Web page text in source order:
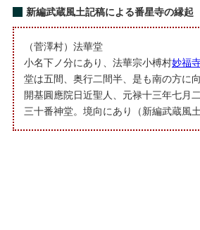
新編武蔵風土記稿による番星寺の縁起
（菅澤村）法華堂
小名下ノ分にあり、法華宗小榑村妙福
堂は五間、奥行二間半、是も南の方に
開基圓應院日近聖人、元禄十三年七月
三十番神堂。境向にあり（新編武蔵風土